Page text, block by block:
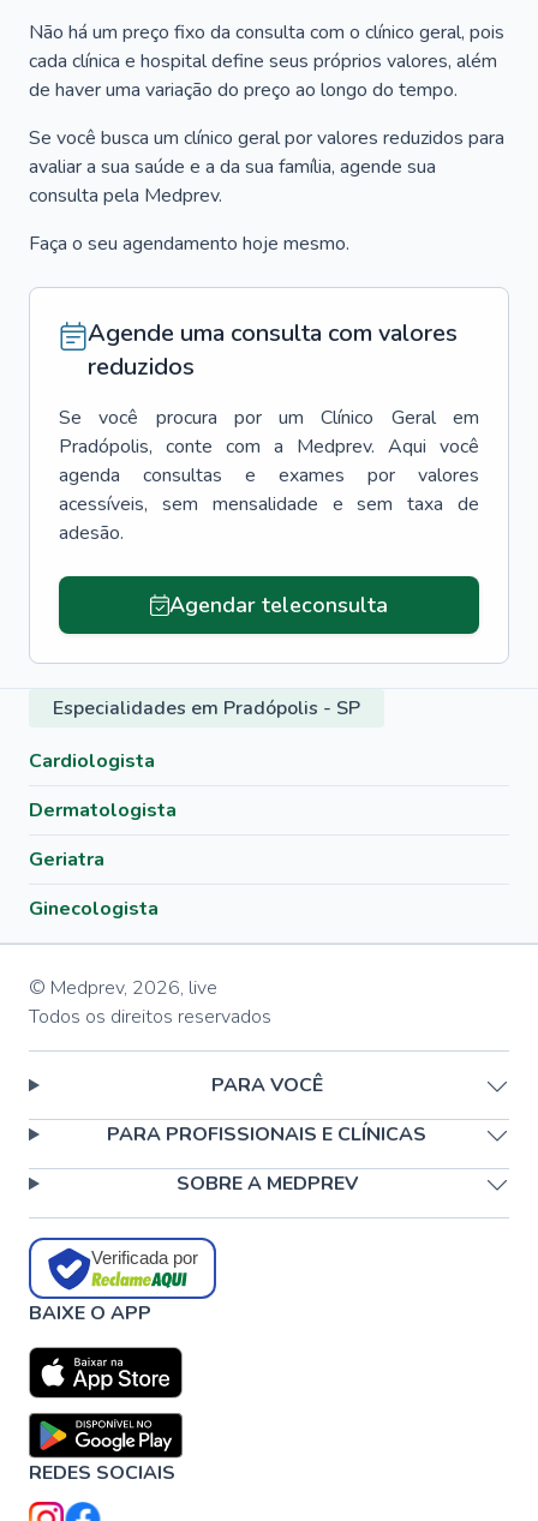
Não há um preço fixo da consulta com o clínico geral, pois
cada clínica e hospital define seus próprios valores, além
de haver uma variação do preço ao longo do tempo.
Se você busca um clínico geral por valores reduzidos para
avaliar a sua saúde e a da sua família, agende sua
consulta pela Medprev.
Faça o seu agendamento hoje mesmo.
Agende uma consulta com valores
reduzidos
Se você procura por um Clínico Geral
em
Pradópolis, conte com a Medprev. Aqui você
agenda consultas e exames por valores
acessíveis, sem mensalidade e sem taxa de
adesão.
Agendar teleconsulta
Especialidades em Pradópolis - SP
Cardiologista
Dermatologista
Geriatra
Ginecologista
© Medprev, 2026, live
Todos os direitos reservados
PARA VOCÊ
PARA PROFISSIONAIS E CLÍNICAS
SOBRE A MEDPREV
Verificada por
BAIXE O APP
REDES SOCIAIS